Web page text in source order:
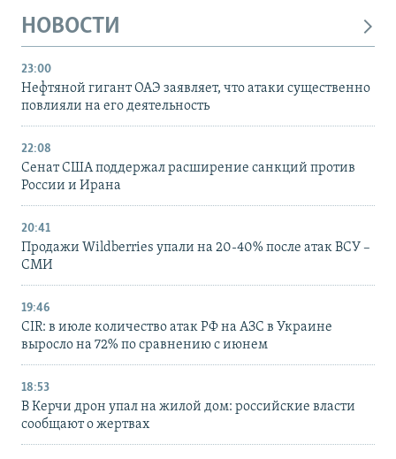
НОВОСТИ
23:00
Нефтяной гигант ОАЭ заявляет, что атаки существенно
повлияли на его деятельность
22:08
Сенат США поддержал расширение санкций против
России и Ирана
20:41
Продажи Wildberries упали на 20-40% после атак ВСУ –
СМИ
19:46
CIR: в июле количество атак РФ на АЗС в Украине
выросло на 72% по сравнению с июнем
18:53
В Керчи дрон упал на жилой дом: российские власти
сообщают о жертвах